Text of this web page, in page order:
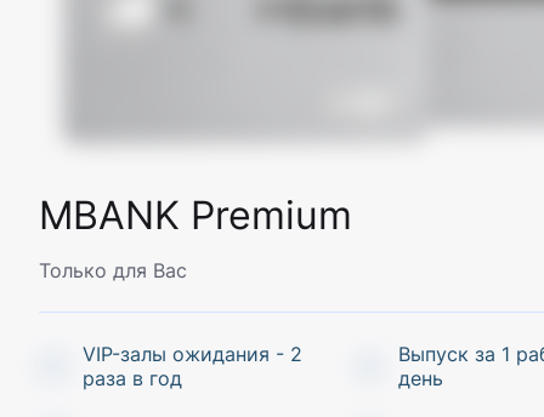
MBANK Premium
Только для Вас
VIP-залы ожидания - 2
раза в год
Выпуск за 1
день